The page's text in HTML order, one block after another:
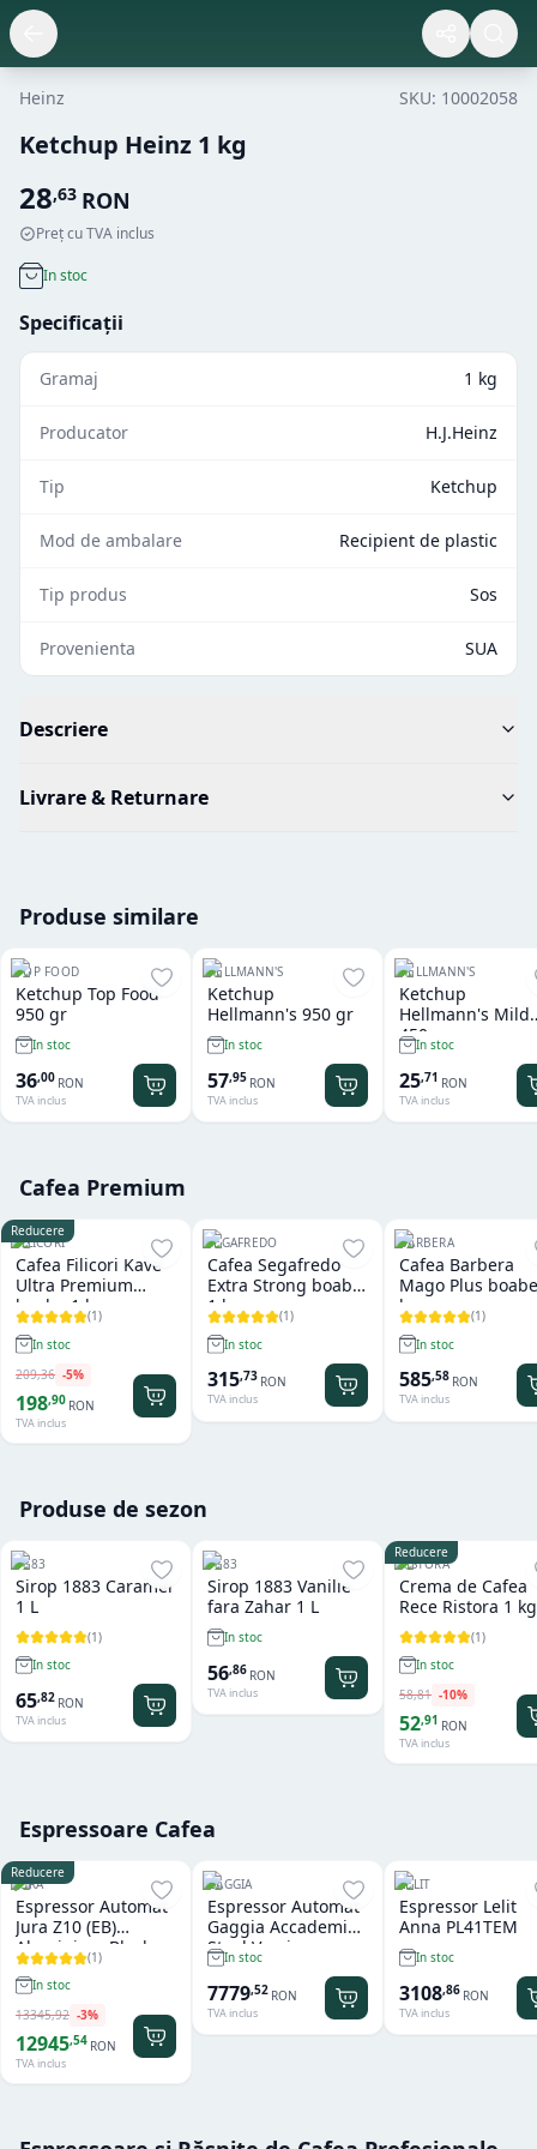
Heinz SKU: 10002058
Ketchup Heinz 1 kg
28,63 RON
Preț cu TVA inclus
In stoc
Specificații
Gramaj 1 kg
Producator H.J.Heinz
Tip Ketchup
Mod de ambalare Recipient de plastic
Tip produs Sos
Provenienta SUA
Descriere
Livrare & Returnare
Produse similare
TOP FOOD
Ketchup Top Food
950 gr
In stoc
36,00 RON
TVA inclus
HELLMANN'S
Ketchup
Hellmann's 950 gr
In stoc
57,95 RON
TVA inclus
HELLMANN'S
Ketchup
Hellmann's Mild
450 gr
In stoc
25,71 RON
TVA inclus
Cafea Premium
Reducere
FILICORI
Cafea Filicori Kave
Ultra Premium
boabe 1 kg
(1)
In stoc
209,36 -5%
198,90 RON
TVA inclus
SEGAFREDO
Cafea Segafredo
Extra Strong boabe
1 kg
(1)
In stoc
315,73 RON
TVA inclus
BARBERA
Cafea Barbera
Mago Plus
kg
(1)
In stoc
585,58 RON
TVA inclus
Produse de sezon
1883
Sirop 1883 Caramel
1 L
(1)
In stoc
65,82 RON
TVA inclus
1883
Sirop 1883 Vanilie
fara Zahar 1 L
In stoc
56,86 RON
TVA inclus
Reducere
RISTORA
Crema de Cafea
Rece Ristora 1 kg
(1)
In stoc
58,81 -10%
52,91 RON
TVA inclus
Espressoare Cafea
Reducere
JURA
Espressor Automat
Jura Z10 (EB)
Aluminium Black
(1)
In stoc
13345,92 -3%
12945,54 RON
TVA inclus
GAGGIA
Espressor Automat
Gaggia Accademia
Steel Version
In stoc
7779,52 RON
TVA inclus
LELIT
Espressor Lelit
Anna PL41TEM
In stoc
3108,86 RON
TVA inclus